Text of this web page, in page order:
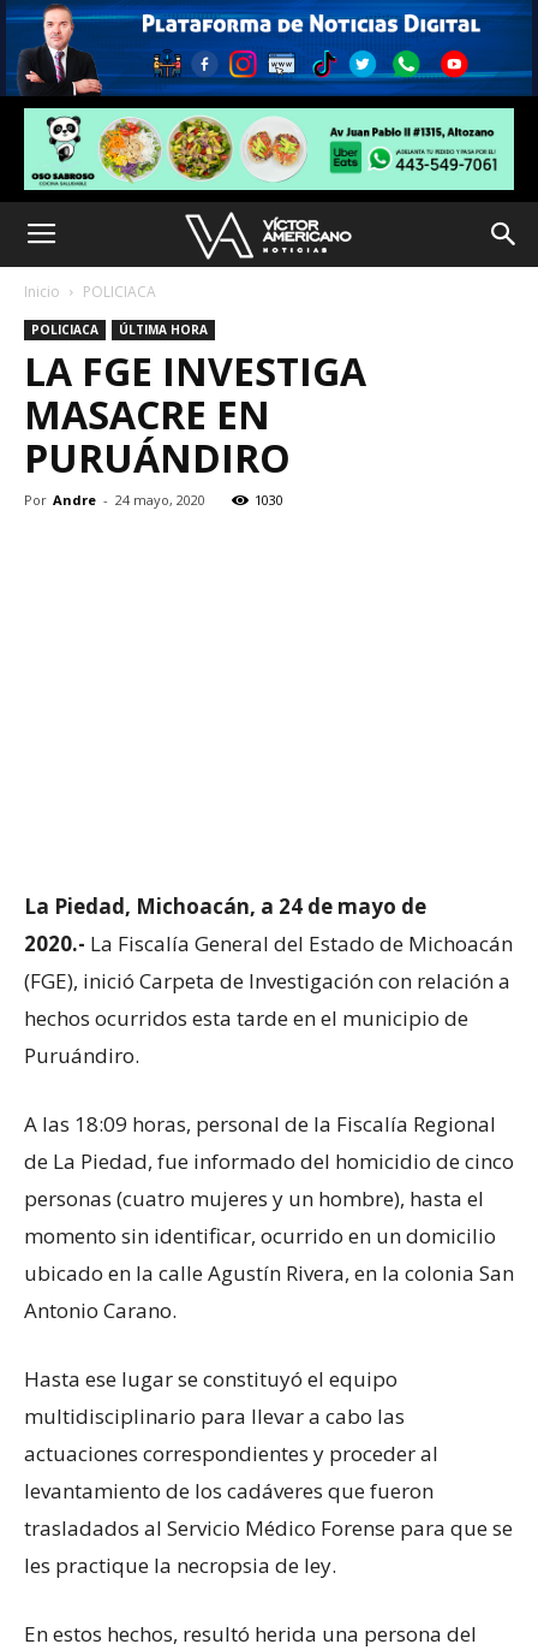
Inicio POLICIACA
POLICIACA ÚLTIMA HORA
LA FGE INVESTIGA
MASACRE EN
PURUÁNDIRO
Por Andre - 24 mayo, 2020 1030
La Piedad, Michoacán, a 24 de mayo de
2020.- La Fiscalía General del Estado de Michoacán
(FGE), inició Carpeta de Investigación con relación a
hechos ocurridos esta tarde en el municipio de
Puruándiro.
A las 18:09 horas, personal de la Fiscalía Regional
de La Piedad, fue informado del homicidio de cinco
personas (cuatro mujeres y un hombre), hasta el
momento sin identificar, ocurrido en un domicilio
ubicado en la calle Agustín Rivera, en la colonia San
Antonio Carano.
Hasta ese lugar se constituyó el equipo
multidisciplinario para llevar a cabo las
actuaciones correspondientes y proceder al
levantamiento de los cadáveres que fueron
trasladados al Servicio Médico Forense para que se
les practique la necropsia de ley.
En estos hechos, resultó herida una persona del